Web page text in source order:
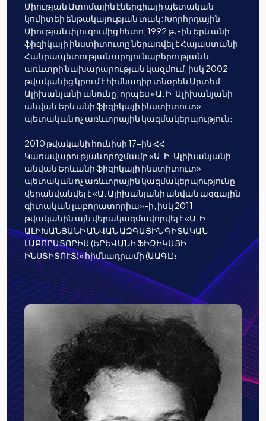
Միության Ատոմային էներգիայի պետական
կոմիտեի ենթակայության տակ: Խորհրդային
Միության փլուզումից հետո, 1992 թ․-ին Երևանի
ֆիզիկայի ինստիտուտը ներառվել է Հայաստանի
Հանրապետության արդյունաբերության և
առևտրի նախարարության կազմում, իսկ 2002
թվականից կրում է հիմնադիր տնօրեն Արտեմ
Ալիխանյանի անունը, որպես «Ա. Ի. Ալիխանյանի
անվան Երևանի ֆիզիկայի ինստիտուտ»
պետական ոչ առևտրային կազմակերպություն։
2010 թվականի հունիսի 17-ին ՀՀ
Կառավարության որոշմամբ «Ա. Ի. Ալիխանյանի
անվան Երևանի ֆիզիկայի ինստիտուտ»
պետական ոչ առևտրային կազմակերպությունը
վերանվանվել է «Ա. Ալիխանյանի անվան ազգային
գիտական լաբորատորիա»-ի, իսկ 2011
թվականին այն վերակազմավորվել է «Ա. Ի.
ԱԼԻԽԱՆՅԱՆԻ ԱՆՎԱՆ ԱԶԳԱՅԻՆ ԳԻՏԱԿԱՆ
ԼԱԲՈՐԱՏՈՐԻԱ (ԵՐԵՎԱՆԻ ՖԻԶԻԿԱՅԻ
ԻՆՍՏԻՏՈՒՏ)» հիմնադրամի (ԱԱԳԼ)։